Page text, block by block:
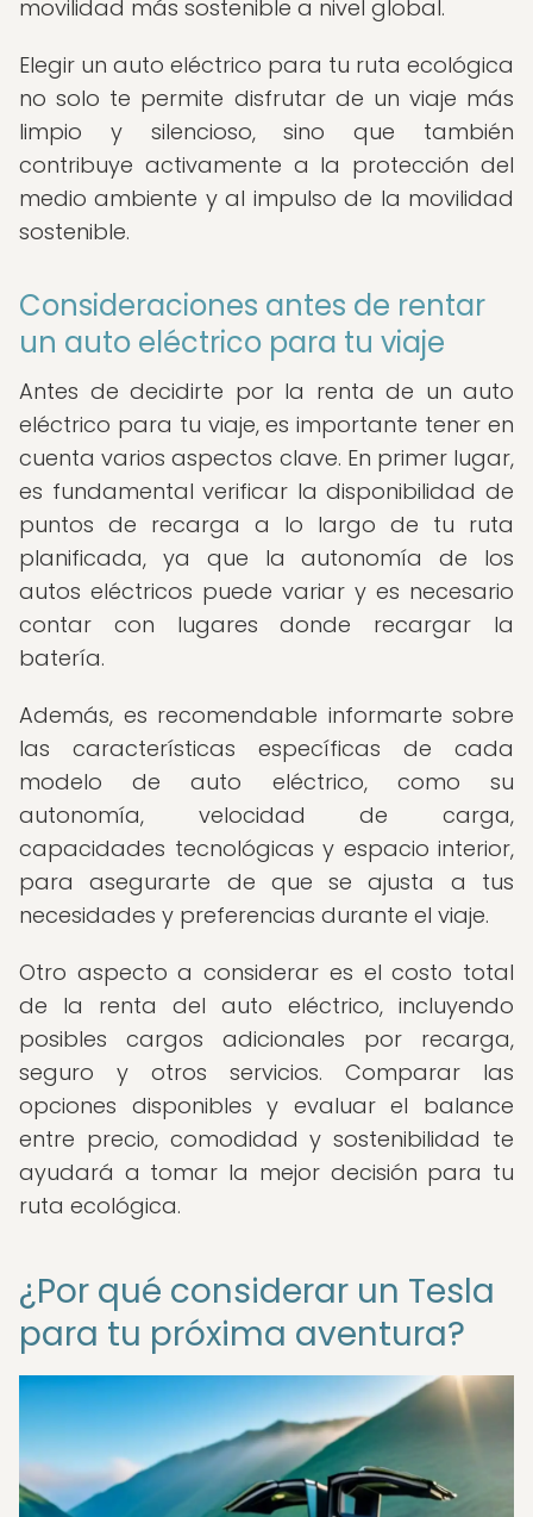
movilidad más sostenible a nivel global.
Elegir un auto eléctrico para tu ruta ecológica
no solo te permite disfrutar de un viaje más
limpio y silencioso, sino que también
contribuye activamente a la protección del
medio ambiente y al impulso de la movilidad
sostenible.
Consideraciones antes de rentar
un auto eléctrico para tu viaje
Antes de decidirte por la renta de un auto
eléctrico para tu viaje, es importante tener en
cuenta varios aspectos clave. En primer lugar,
es fundamental verificar la disponibilidad de
puntos de recarga a lo largo de tu ruta
planificada, ya que la autonomía de los
autos eléctricos puede variar y es necesario
contar con lugares donde recargar la
batería.
Además, es recomendable informarte sobre
las características específicas de cada
modelo de auto eléctrico, como su
autonomía, velocidad de carga,
capacidades tecnológicas y espacio interior,
para asegurarte de que se ajusta a tus
necesidades y preferencias durante el viaje.
Otro aspecto a considerar es el costo total
de la renta del auto eléctrico, incluyendo
posibles cargos adicionales por recarga,
seguro y otros servicios. Comparar las
opciones disponibles y evaluar el balance
entre precio, comodidad y sostenibilidad te
ayudará a tomar la mejor decisión para tu
ruta ecológica.
¿Por qué considerar un Tesla
para tu próxima aventura?